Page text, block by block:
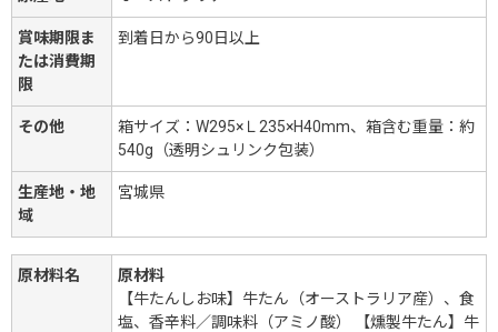
賞味期限ま
たは消費期
限
到着日から90日以上
その他
箱サイズ：W295×Ｌ235×H40mm、箱含む重量：約
540g（透明シュリンク包装）
生産地・地
域
宮城県
原材料名
原材料
【牛たんしお味】牛たん（オーストラリア産）、食
塩、香辛料／調味料（アミノ酸） 【燻製牛たん】牛